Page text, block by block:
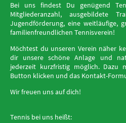
Bei uns findest Du genügend
Mitgliederanzahl, ausgebildete
Jugendförderung, eine weitläufige,
familienfreundlichen Tennisverein!
Möchtest du unseren Verein näher
dir unsere schöne Anlage und
jederzeit kurzfristig möglich.
Button klicken und das Kontakt-
Wir freuen uns auf dich!
Tennis bei uns heißt: